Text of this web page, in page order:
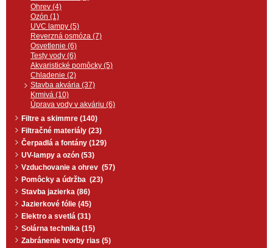
Ohrev (4)
Ozón (1)
UVC lampy (5)
Reverzná osmóza (7)
Osvetlenie (6)
Testy vody (6)
Akvaristické pomôcky (5)
Chladenie (2)
Stavba akvária (37)
Krmivá (10)
Úprava vody v akváriu (6)
Filtre a skimmre (140)
Filtračné materiály (23)
Čerpadlá a fontány (129)
UV-lampy a ozón (53)
Vzduchovanie a ohrev (57)
Pomôcky a údržba (23)
Stavba jazierka (86)
Jazierkové fólie (45)
Elektro a svetlá (31)
Solárna technika (15)
Zabránenie tvorby rias (5)